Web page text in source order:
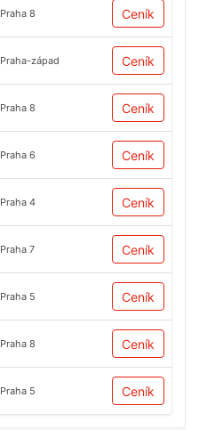
Praha 8 Ceník
Praha-západ Ceník
Praha 8 Ceník
Praha 6 Ceník
Praha 4 Ceník
Praha 7 Ceník
Praha 5 Ceník
Praha 8 Ceník
Praha 5 Ceník